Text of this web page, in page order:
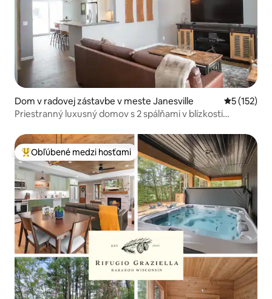
Dom v radovej zástavbe v meste Janesville Priemerné
5 (152)
Priestranný luxusný domov s 2 spálňami v blízkosti
Najobľúbenejšie medzi hosťami
Obľúbené medzi hosťami